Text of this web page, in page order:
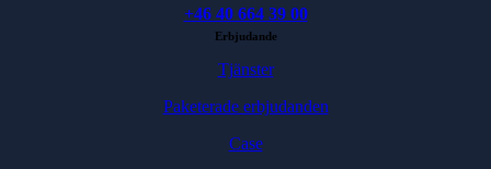
+46 40 664 39 00
Erbjudande
Tjänster
Paketerade erbjudanden
Case